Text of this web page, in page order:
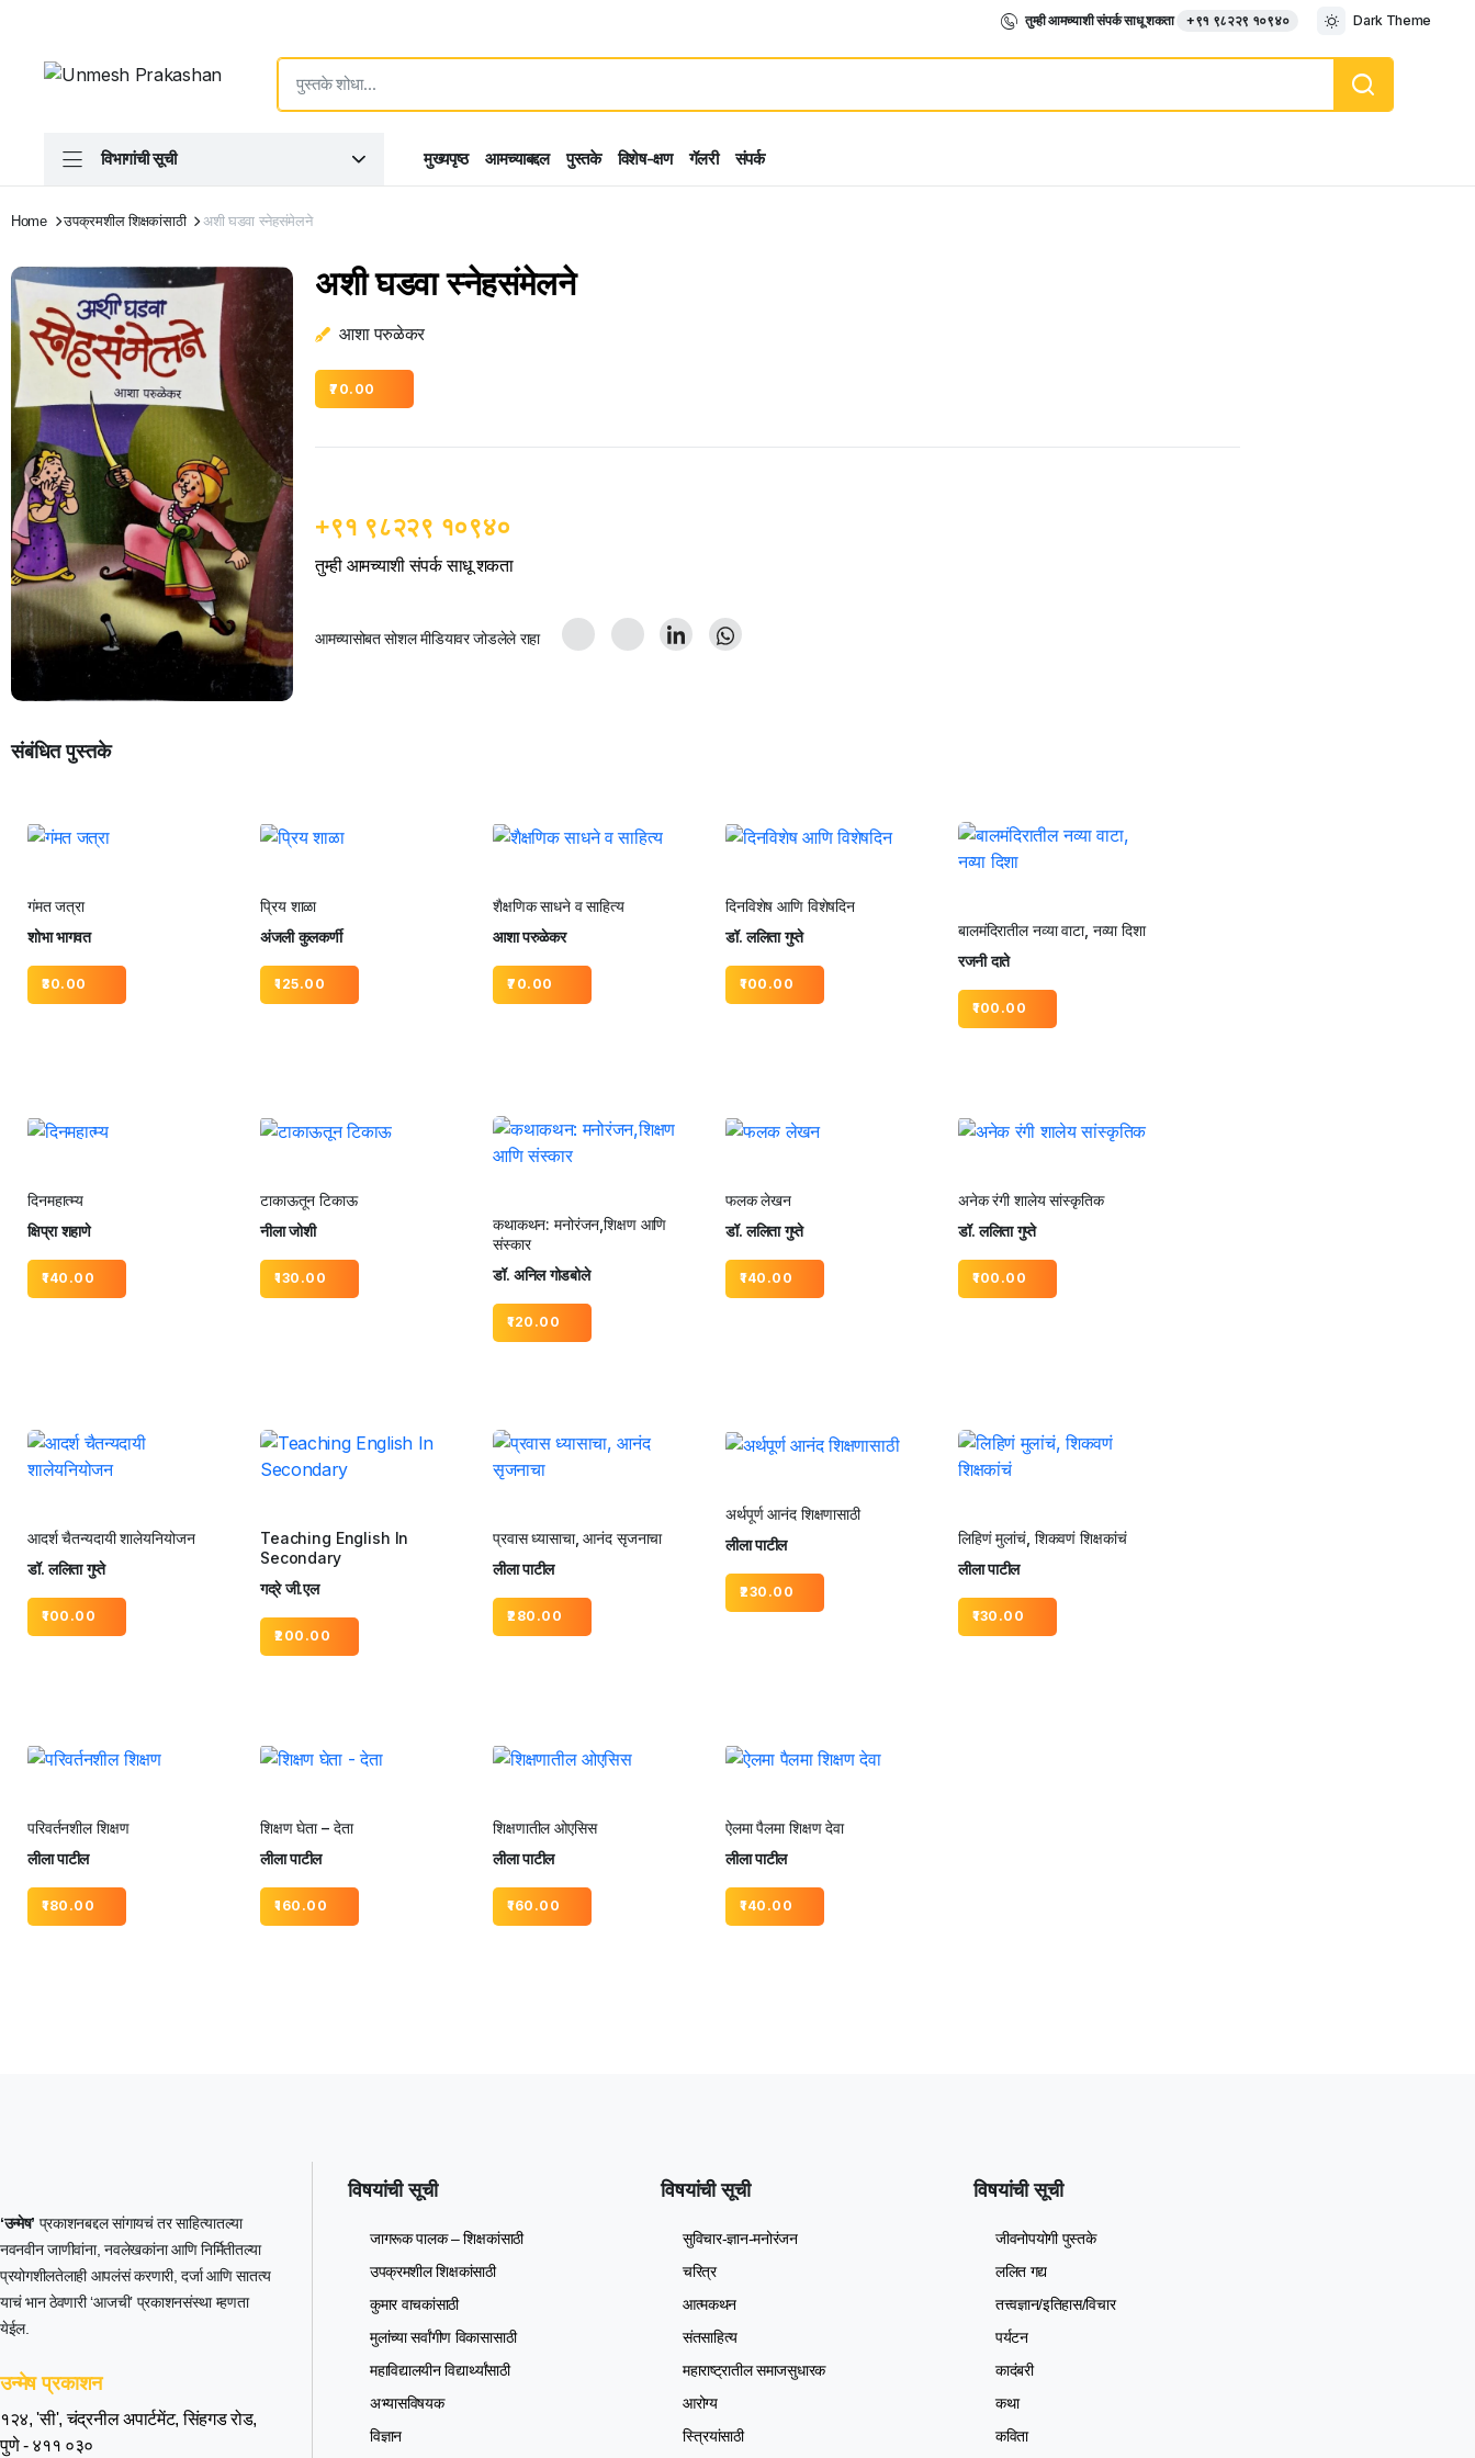
तुम्ही आमच्याशी संपर्क साधू शकता +९१ ९८२२९ १०९४० Dark Theme
विभागांची सूची मुख्यपृष्ठ आमच्याबद्दल पुस्तके विशेष-क्षण गॅलरी संपर्क
Home उपक्रमशील शिक्षकांसाठी अशी घडवा स्नेहसंमेलने
अशी घडवा स्नेहसंमेलने
आशा परुळेकर
70.00
+९१ ९८२२९ १०९४०
तुम्ही आमच्याशी संपर्क साधू शकता
आमच्यासोबत सोशल मीडियावर जोडलेले राहा
संबंधित पुस्तके
गंमत जत्रा
शोभा भागवत
30.00
प्रिय शाळा
अंजली कुलकर्णी
125.00
शैक्षणिक साधने व साहित्य
आशा परुळेकर
70.00
दिनविशेष आणि विशेषदिन
डॉ. ललिता गुप्ते
100.00
बालमंदिरातील नव्या वाटा, नव्या दिशा
रजनी दाते
100.00
दिनमहात्म्य
क्षिप्रा शहाणे
140.00
टाकाऊतून टिकाऊ
नीला जोशी
130.00
कथाकथन: मनोरंजन,शिक्षण आणि
संस्कार
डॉ. अनिल गोडबोले
120.00
फलक लेखन
डॉ. ललिता गुप्ते
140.00
अनेक रंगी शालेय सांस्कृतिक
डॉ. ललिता गुप्ते
100.00
आदर्श चैतन्यदायी शालेयनियोजन
डॉ. ललिता गुप्ते
100.00
Teaching English In
Secondary
गद्रे जी.एल
200.00
प्रवास ध्यासाचा, आनंद सृजनाचा
लीला पाटील
280.00
अर्थपूर्ण आनंद शिक्षणासाठी
लीला पाटील
230.00
लिहिणं मुलांचं, शिकवणं शिक्षकांचं
लीला पाटील
130.00
परिवर्तनशील शिक्षण
लीला पाटील
180.00
शिक्षण घेता – देता
लीला पाटील
160.00
शिक्षणातील ओएसिस
लीला पाटील
160.00
ऐलमा पैलमा शिक्षण देवा
लीला पाटील
140.00
‘उन्मेष’ प्रकाशनबद्दल सांगायचं तर साहित्यातल्या
नवनवीन जाणीवांना, नवलेखकांना आणि निर्मितीतल्या
प्रयोगशीलतेलाही आपलंसं करणारी, दर्जा आणि सातत्य
याचं भान ठेवणारी ‘आजची’ प्रकाशनसंस्था म्हणता
येईल.
उन्मेष प्रकाशन
१२४, 'सी', चंद्रनील अपार्टमेंट, सिंहगड रोड,
पुणे - ४११ ०३०
विषयांची सूची
जागरूक पालक – शिक्षकांसाठी
उपक्रमशील शिक्षकांसाठी
कुमार वाचकांसाठी
मुलांच्या सर्वांगीण विकासासाठी
महाविद्यालयीन विद्यार्थ्यांसाठी
अभ्यासविषयक
विज्ञान
विषयांची सूची
सुविचार-ज्ञान-मनोरंजन
चरित्र
आत्मकथन
संतसाहित्य
महाराष्ट्रातील समाजसुधारक
आरोग्य
स्त्रियांसाठी
विषयांची सूची
जीवनोपयोगी पुस्तके
ललित गद्य
तत्त्वज्ञान/इतिहास/विचार
पर्यटन
कादंबरी
कथा
कविता